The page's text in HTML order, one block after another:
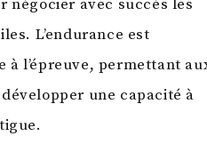
négocier avec succès les
L’endurance est
à l’épreuve, permettant
une capacité à